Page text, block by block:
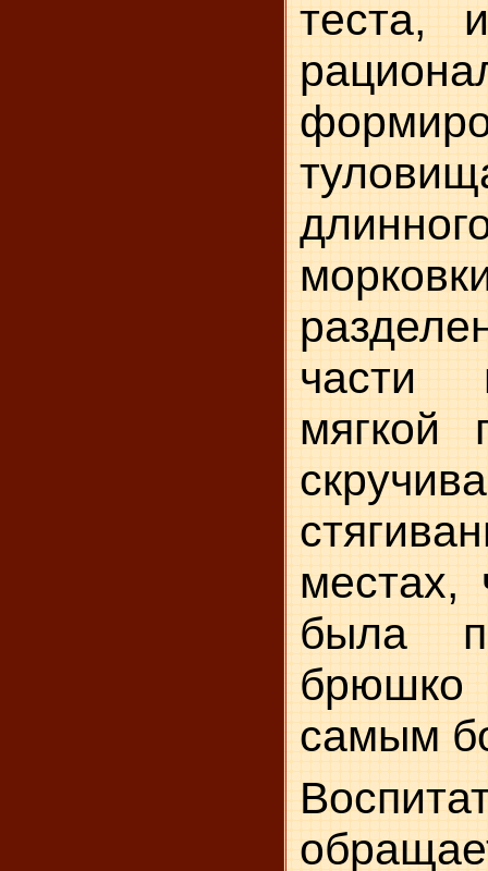
теста,
части
мягкой
мес­тах,
была
самым